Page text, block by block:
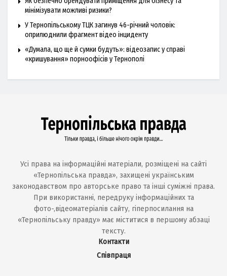
мінімізувати можливі ризики?
У Тернопільському ТЦК загинув 46-річний чоловік:
оприлюднили фрагмент відео інциденту
«Думала, що ще й сумки будуть»: відеозапис у справі
«кришування» порноофісів у Тернополі
Усі права на інформаційні матеріали, розміщені на сайті
«Тернопільська правда», захищені українським
законодавством про авторське право та інші суміжні права.
При використанні, передруку інформаційних та
фото-,відеоматеріалів сайту, гіперпосилання на
«Тернопільську правду» має міститися в першому абзаці
тексту.
Контакти
Співпраця